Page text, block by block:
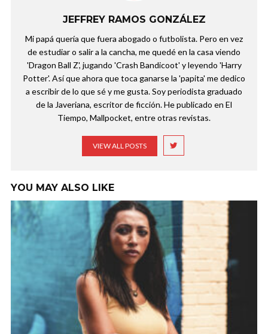
JEFFREY RAMOS GONZÁLEZ
Mi papá quería que fuera abogado o futbolista. Pero en vez
de estudiar o salir a la cancha, me quedé en la casa viendo
'Dragon Ball Z', jugando 'Crash Bandicoot' y leyendo 'Harry
Potter'. Así que ahora que toca ganarse la 'papita' me dedico
a escribir de lo que sé y me gusta. Soy periodista graduado
de la Javeriana, escritor de ficción. He publicado en El
Tiempo, Mallpocket, entre otras revistas.
VIEW ALL POSTS
YOU MAY ALSO LIKE